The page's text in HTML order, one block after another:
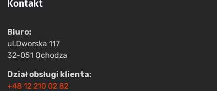
Kontakt
Biuro:
ul.Dworska 117
32-051 Ochodza
Dział obsługi klienta:
+48 12 210 02 82